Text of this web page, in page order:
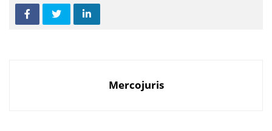
Mercojuris